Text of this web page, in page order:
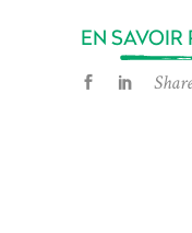
EN SAVOIR
Share